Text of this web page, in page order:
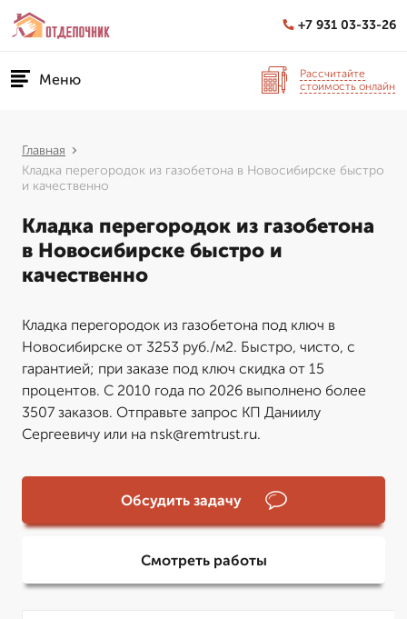
+7 931 03-33-26
Меню
Рассчитайте
стоимость онлайн
Главная
Кладка перегородок из газобетона в Новосибирске быстро
и качественно
Кладка перегородок из газобетона
в Новосибирске быстро и
качественно
Кладка перегородок из газобетона под ключ в
Новосибирске от 3253 руб./м2. Быстро, чисто, с
гарантией; при заказе под ключ скидка от 15
процентов. С 2010 года по 2026 выполнено более
3507 заказов. Отправьте запрос КП Даниилу
Сергеевичу или на nsk@remtrust.ru.
Обсудить задачу
Смотреть работы